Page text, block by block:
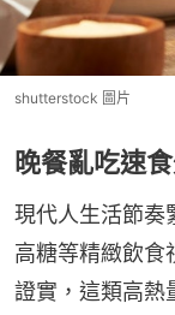
shutterstock 圖片
晚餐亂吃速
現代人生活節奏
高糖等精緻飲食
證實，這類高熱